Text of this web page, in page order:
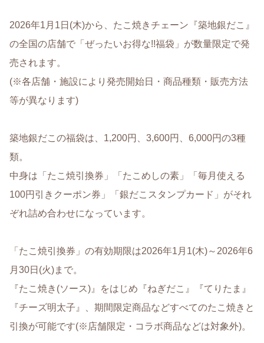
2026年1月1日(木)から、たこ焼きチェーン『築地銀だこ』
の全国の店舗で「ぜったいお得な!!福袋」が数量限定で発
売されます。
(※各店舗・施設により発売開始日・商品種類・販売方法
等が異なります)
築地銀だこの福袋は、1,200円、3,600円、6,000円の3種
類。
中身は「たこ焼引換券」「たこめしの素」「毎月使える
100円引きクーポン券」「銀だこスタンプカード」がそれ
ぞれ詰め合わせになっています。
「たこ焼引換券」の有効期限は2026年1月1(木)～2026年6
月30日(火)まで。
『たこ焼き(ソース)』をはじめ『ねぎだこ』『てりたま』
『チーズ明太子』、期間限定商品などすべてのたこ焼きと
引換が可能です(※店舗限定・コラボ商品などは対象外)。